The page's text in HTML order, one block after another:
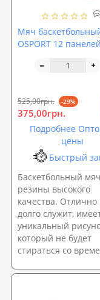
Мяч
OSPORT 12
525,00грн. -29%
375,00грн.
Подробнее
цены
Быстрый
Баскетбольный
резины высокого
качества. Отлично
долго служит,
уникальный
который не будет
стираться со